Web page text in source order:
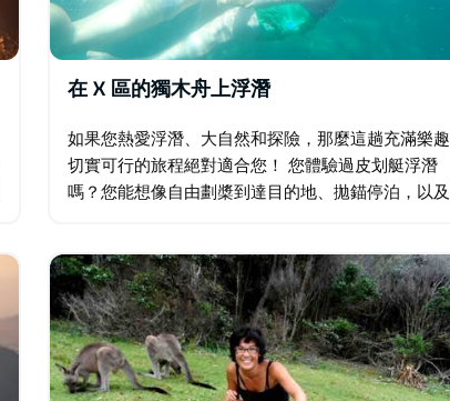
在 X 區的獨木舟上浮潛
如果您熱愛浮潛、大自然和探險，那麼這趟充滿樂
切實可行的旅程絕對適合您！ 您體驗過皮划艇浮潛
嗎？您能想像自由劃槳到達目的地、拋錨停泊，以
趣。…